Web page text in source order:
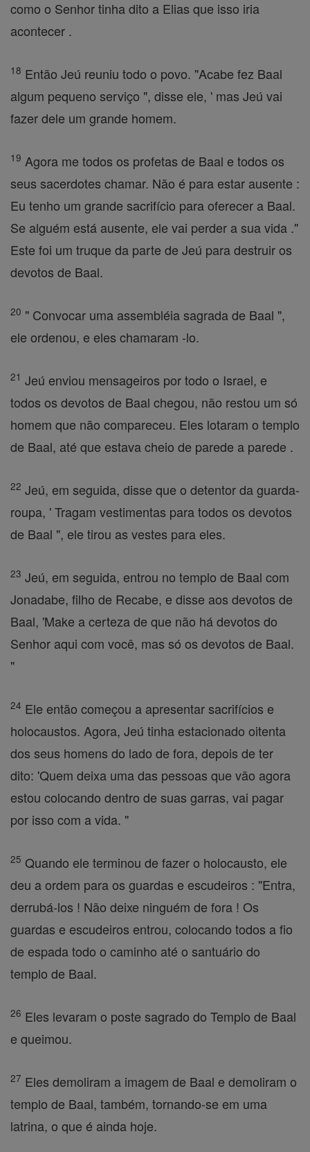
como o Senhor tinha dito a Elias que isso iria
acontecer .
18 Então Jeú reuniu todo o povo. "Acabe fez Baal
algum pequeno serviço ", disse ele, ' mas Jeú vai
fazer dele um grande homem.
19 Agora me todos os profetas de Baal e todos os
seus sacerdotes chamar. Não é para estar ausente :
Eu tenho um grande sacrifício para oferecer a Baal.
Se alguém está ausente, ele vai perder a sua vida ."
Este foi um truque da parte de Jeú para destruir os
devotos de Baal.
20 " Convocar uma assembléia sagrada de Baal ",
ele ordenou, e eles chamaram -lo.
21 Jeú enviou mensageiros por todo o Israel, e
todos os devotos de Baal chegou, não restou um só
homem que não compareceu. Eles lotaram o templo
de Baal, até que estava cheio de parede a parede .
22 Jeú, em seguida, disse que o detentor da guarda-
roupa, ' Tragam vestimentas para todos os devotos
de Baal ", ele tirou as vestes para eles.
23 Jeú, em seguida, entrou no templo de Baal com
Jonadabe, filho de Recabe, e disse aos devotos de
Baal, 'Make a certeza de que não há devotos do
Senhor aqui com você, mas só os devotos de Baal.
"
24 Ele então começou a apresentar sacrifícios e
holocaustos. Agora, Jeú tinha estacionado oitenta
dos seus homens do lado de fora, depois de ter
dito: 'Quem deixa uma das pessoas que vão agora
estou colocando dentro de suas garras, vai pagar
por isso com a vida. "
25 Quando ele terminou de fazer o holocausto, ele
deu a ordem para os guardas e escudeiros : "Entra,
derrubá-los ! Não deixe ninguém de fora ! Os
guardas e escudeiros entrou, colocando todos a fio
de espada todo o caminho até o santuário do
templo de Baal.
26 Eles levaram o poste sagrado do Templo de Baal
e queimou.
27 Eles demoliram a imagem de Baal e demoliram o
templo de Baal, também, tornando-se em uma
latrina, o que é ainda hoje.